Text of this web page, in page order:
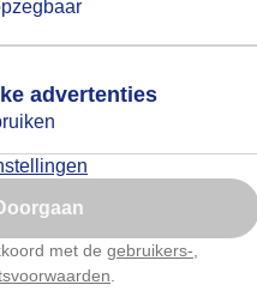
advertenties
met de gebruikers-
geduld aub...
geen akkoord op hebt
er zo een pop-up uit
deze toestemming
wordt.
toon de popup
misschien later
je niet elke dag deze pop-up